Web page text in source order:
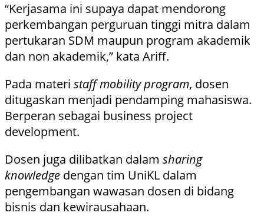
“Kerjasama ini supaya dapat mendorong
perkembangan perguruan tinggi mitra dalam
pertukaran SDM maupun program akademik
dan non akademik,” kata Ariff.
Pada materi staff mobility program, dosen
ditugaskan menjadi pendamping mahasiswa.
Berperan sebagai business project
development.
Dosen juga dilibatkan dalam sharing
knowledge dengan tim UniKL dalam
pengembangan wawasan dosen di bidang
bisnis dan kewirausahaan.